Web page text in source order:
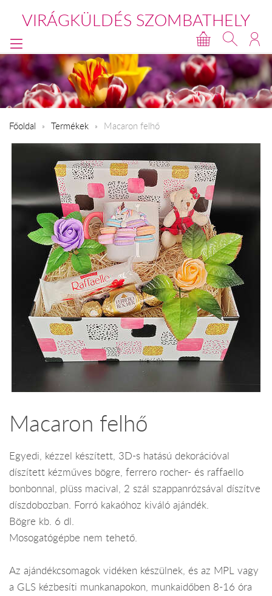
VIRÁGKÜLDÉS SZOMBATHELY
Főoldal Termékek Macaron felhő
Macaron felhő
Egyedi, kézzel készített, 3D-s hatású dekorációval
díszített kézműves bögre, ferrero rocher- és raffaello
bonbonnal, plüss macival, 2 szál szappanrózsával díszítve
díszdobozban. Forró kakaóhoz kiváló ajándék.
Bögre kb. 6 dl.
Mosogatógépbe nem tehető.
Az ajándékcsomagok vidéken készülnek, és az MPL vagy
a GLS kézbesíti munkanapokon, munkaidőben 8-16 óra